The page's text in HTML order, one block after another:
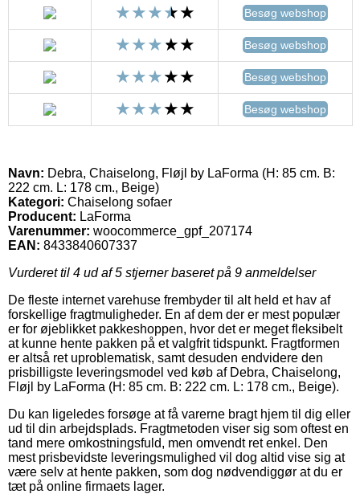
Besøg webshop
Besøg webshop
Besøg webshop
Besøg webshop
Navn: Debra, Chaiselong, Fløjl by LaForma (H: 85 cm. B:
222 cm. L: 178 cm., Beige)
Kategori: Chaiselong sofaer
Producent: LaForma
Varenummer: woocommerce_gpf_207174
EAN: 8433840607337
Vurderet til 4 ud af 5 stjerner baseret på 9 anmeldelser
De fleste internet varehuse frembyder til alt held et hav af
forskellige fragtmuligheder. En af dem der er mest populær
er for øjeblikket pakkeshoppen, hvor det er meget fleksibelt
at kunne hente pakken på et valgfrit tidspunkt. Fragtformen
er altså ret uproblematisk, samt desuden endvidere den
prisbilligste leveringsmodel ved køb af Debra, Chaiselong,
Fløjl by LaForma (H: 85 cm. B: 222 cm. L: 178 cm., Beige).
Du kan ligeledes forsøge at få varerne bragt hjem til dig eller
ud til din arbejdsplads. Fragtmetoden viser sig som oftest en
tand mere omkostningsfuld, men omvendt ret enkel. Den
mest prisbevidste leveringsmulighed vil dog altid vise sig at
være selv at hente pakken, som dog nødvendiggør at du er
tæt på online firmaets lager.